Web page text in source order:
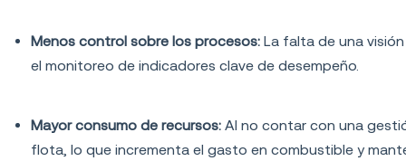
Menos control sobre los procesos: La falta de una
el monitoreo de indicadores clave de desempeño.
Mayor consumo de recursos: Al no contar con una
flota, lo que incrementa el gasto en combustible y